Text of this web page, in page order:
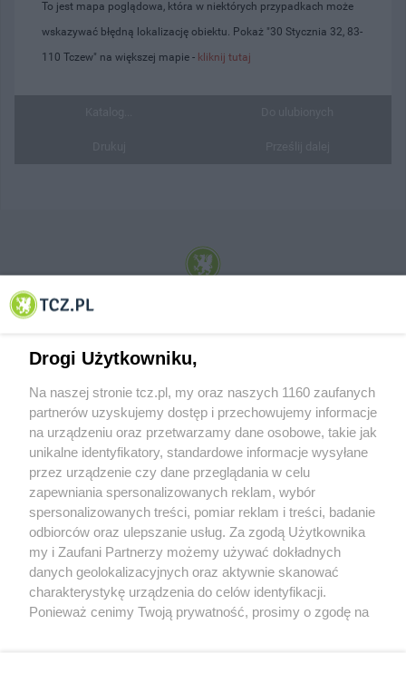
To jest mapa poglądowa, która w niektórych przypadkach może
wskazywać błędną lokalizację obiektu. Pokaż "30 Stycznia 32, 83-
110 Tczew" na większej mapie - kliknij tutaj
© 2001-2026 Tczew - TCZ.PL Sp. z o.o. Internetowy Serwis Informacyjny Miasta
O FIRMIE POLITYKA PRYWATNOŚCI HOSTING
REKLAMA WSPÓŁPRACA RSS FACEBOOK KONTAKT
Nasze serwisy
Aktualności
Tcz24
Muzyka i kultura
Archiwum wydarzeń
Drogi Użytkowniku,
Na naszej stronie tcz.pl, my oraz naszych 1160 zaufanych
partnerów uzyskujemy dostęp i przechowujemy informacje
na urządzeniu oraz przetwarzamy dane osobowe, takie jak
unikalne identyfikatory, standardowe informacje wysyłane
przez urządzenie czy dane przeglądania w celu
zapewniania spersonalizowanych reklam, wybór
spersonalizowanych treści, pomiar reklam i treści, badanie
odbiorców oraz ulepszanie usług. Za zgodą Użytkownika
my i Zaufani Partnerzy możemy używać dokładnych
danych geolokalizacyjnych oraz aktywnie skanować
charakterystykę urządzenia do celów identyfikacji.
Ponieważ cenimy Twoją prywatność, prosimy o zgodę na